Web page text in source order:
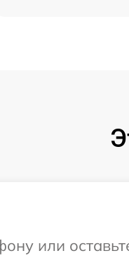
или